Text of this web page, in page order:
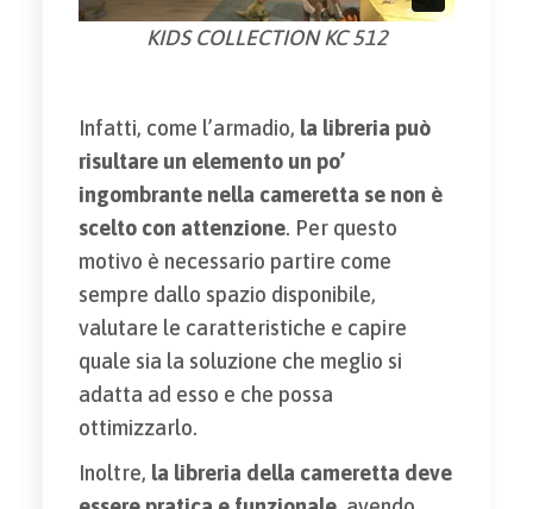
KIDS COLLECTION KC 512
Infatti, come l’armadio, la libreria può
risultare un elemento un po’
ingombrante nella cameretta se non è
scelto con attenzione. Per questo
motivo è necessario partire come
sempre dallo spazio disponibile,
valutare le caratteristiche e capire
quale sia la soluzione che meglio si
adatta ad esso e che possa
ottimizzarlo.
Inoltre, la libreria della cameretta deve